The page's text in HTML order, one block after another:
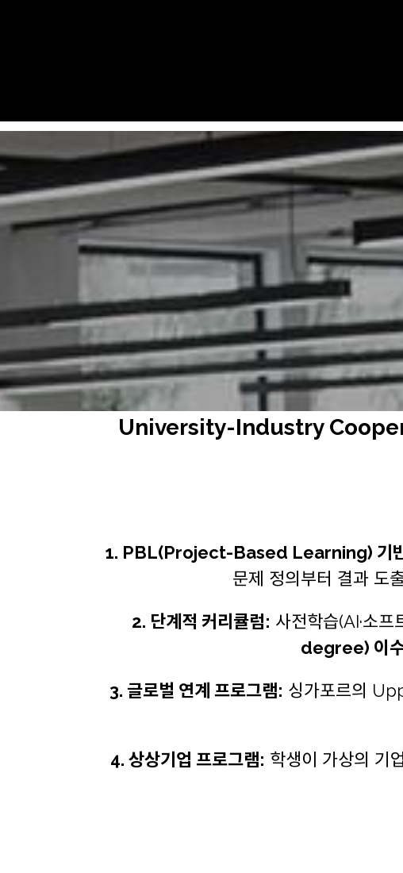
경기대학
University-Industry
University-Industry
1. PBL(Project-Based Learning) 기
문제 정의부터 결과 도
2. 단계적 커리큘럼: 사전학습(AI·소
degree) 이수
3. 글로벌 연계 프로그램: 싱가포르의
4. 상상기업 프로그램: 학생이 가상의 기